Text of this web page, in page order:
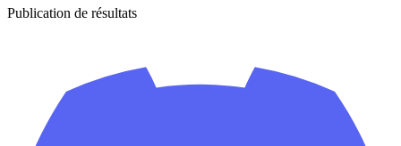
Publication de résultats